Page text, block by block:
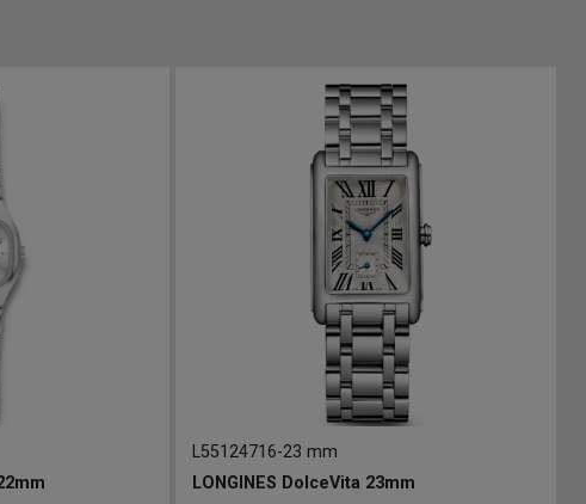
L55124716-23 mm
LONGINES DolceVita 23mm